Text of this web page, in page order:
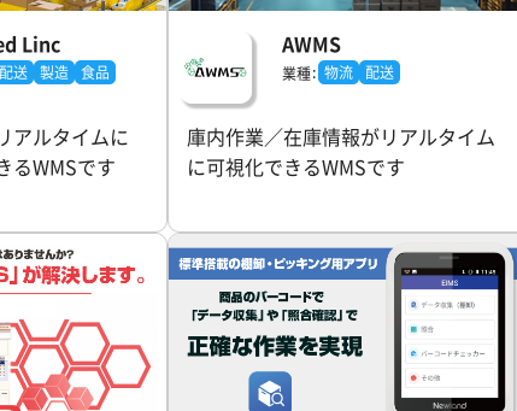
Linc
配送 製造 食品
アルタイムに
るWMSです
AWMS
業種： 物流 配送
庫内作業／在庫情報がリアルタイム
に可視化できるWMSです